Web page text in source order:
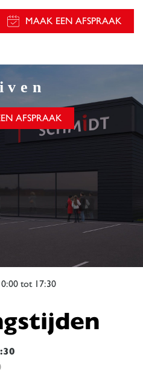
MAAK EEN AFSPRAAK
AFSPRAAK
tot 17:30